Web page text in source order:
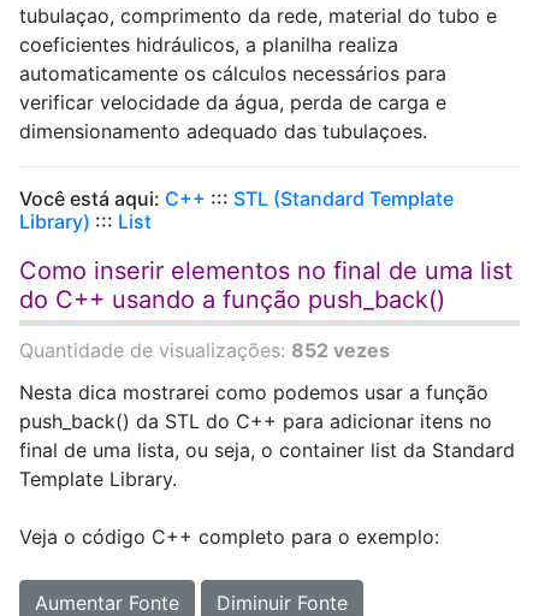
tubulaçao, comprimento da rede, material do tubo e
coeficientes hidráulicos, a planilha realiza
automaticamente os cálculos necessários para
verificar velocidade da água, perda de carga e
dimensionamento adequado das tubulaçoes.
Você está aqui: C++ ::: STL (Standard Template
Library) ::: List
Como inserir elementos no final de uma list
do C++ usando a função push_back()
Quantidade de visualizações: 852 vezes
Nesta dica mostrarei como podemos usar a função
push_back() da STL do C++ para adicionar itens no
final de uma lista, ou seja, o container list da Standard
Template Library.
Veja o código C++ completo para o exemplo:
Aumentar Fonte Diminuir Fonte